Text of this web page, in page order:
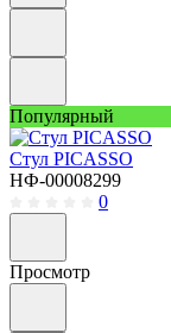
Популярный
Стул PICASSO
НФ-00008299
0
Просмотр